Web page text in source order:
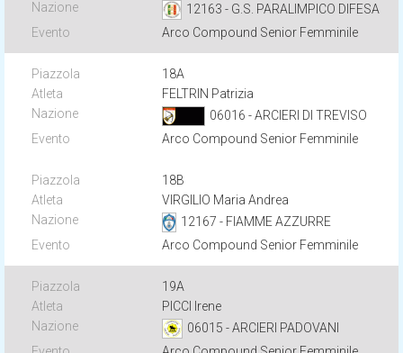
12163 - G.S. PARALIMPICO DIFESA
Arco Compound Senior Femminile
18A
FELTRIN Patrizia
06016 - ARCIERI DI TREVISO
Arco Compound Senior Femminile
18B
VIRGILIO Maria Andrea
12167 - FIAMME AZZURRE
Arco Compound Senior Femminile
19A
PICCI Irene
06015 - ARCIERI PADOVANI